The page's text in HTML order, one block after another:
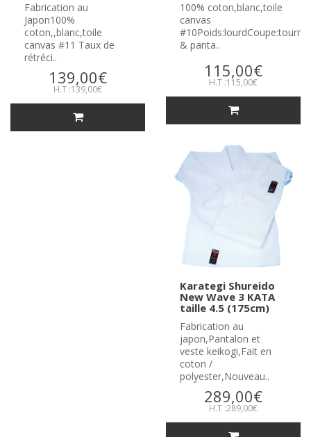
Fabrication au
Japon100%
coton,,blanc,toile
canvas #11 Taux de
rétréci..
139,00€
H.T :139,00€
100% coton,blanc,toile
canvas
& panta..
115,00€
H.T :115,00€
Karategi Shureido
New Wave 3 KATA
taille 4.5 (175cm)
Fabrication au
japon,Pantalon et
veste keikogi,Fait en
coton /
polyester,Nouveau..
289,00€
H.T :289,00€